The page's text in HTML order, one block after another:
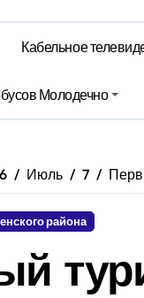
Гороскоп на 6 августа
Молодечно.
Кабельное
Молодечно
Июль 7
района